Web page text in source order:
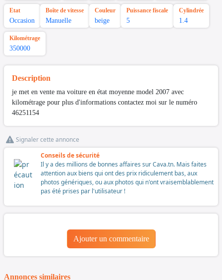
Etat
Occasion
Boîte de vitesse
Manuelle
Couleur
beige
Puissance fiscale
5
Cylindrée
1.4
Kilométrage
350000
Description
je met en vente ma voiture en état moyenne model 2007 avec
kilométrage pour plus d'informations contactez moi sur le numéro
46251154
Signaler cette annonce
Conseils de sécurité
Il y a des millions de bonnes affaires sur Cava.tn. Mais faites
attention aux biens qui ont des prix ridiculement bas, aux
photos génériques, ou aux photos qui n'ont vraisemblablement
pas été prises par l'utilisateur !
Ajouter un commentaire
Annonces similaires